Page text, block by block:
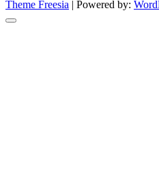
Theme Freesia | Powered by: